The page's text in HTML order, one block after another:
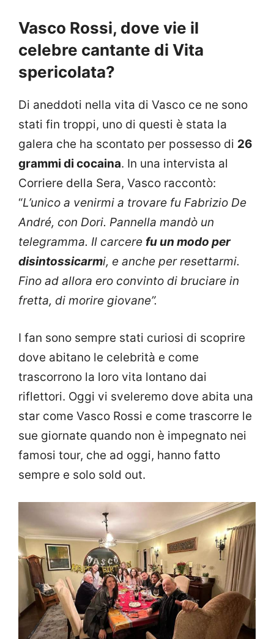
Vasco Rossi, dove vie il
celebre cantante di Vita
spericolata?
Di aneddoti nella vita di Vasco ce ne sono
stati fin troppi, uno di questi è stata la
galera che ha scontato per possesso di 26
grammi di cocaina. In una intervista al
Corriere della Sera, Vasco raccontò:
“L’unico a venirmi a trovare fu Fabrizio De
André, con Dori. Pannella mandò un
telegramma. Il carcere fu un modo per
disintossicarmi, e anche per resettarmi.
Fino ad allora ero convinto di bruciare in
fretta, di morire giovane”.
I fan sono sempre stati curiosi di scoprire
dove abitano le celebrità e come
trascorrono la loro vita lontano dai
riflettori. Oggi vi sveleremo dove abita una
star come Vasco Rossi e come trascorre le
sue giornate quando non è impegnato nei
famosi tour, che ad oggi, hanno fatto
sempre e solo sold out.